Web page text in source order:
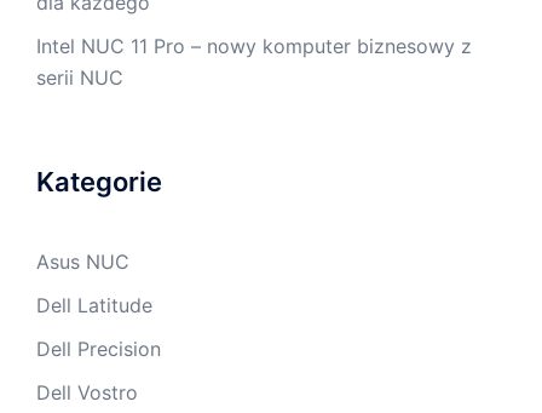
Intel NUC 11 Pro – nowy komputer biznesowy z
serii NUC
Kategorie
Asus NUC
Dell Latitude
Dell Precision
Dell Vostro